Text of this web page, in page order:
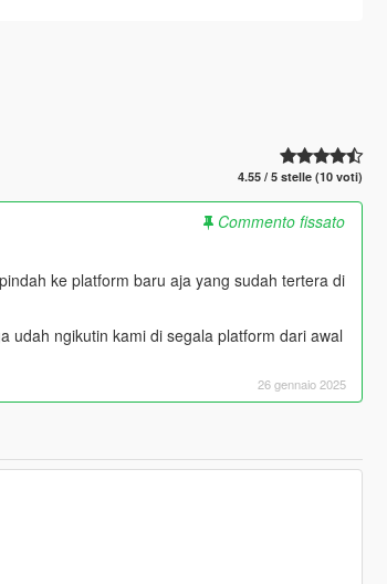
4.55 / 5 stelle (10 voti)
Commento fissato
ke platform baru aja yang sudah tertera di
udah ngikutin kami di segala platform dari awal
26 gennaio 2025